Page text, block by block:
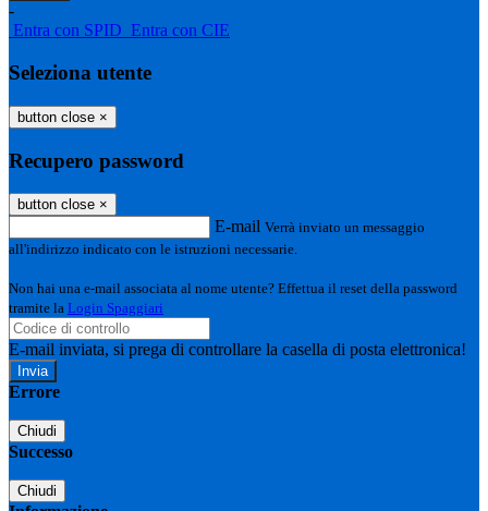
-
Entra con SPID Entra con CIE
Seleziona utente
button close ×
Recupero password
button close ×
E-mail Verrà inviato un messaggio
all'indirizzo indicato con le istruzioni necessarie.
Non hai una e-mail associata al nome utente? Effettua il reset della password
tramite la Login Spaggiari
E-mail inviata, si prega di controllare la casella di posta elettronica!
Errore
Chiudi
Successo
Chiudi